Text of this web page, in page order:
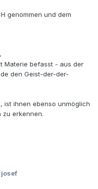
genommen und dem
Materie befasst - aus der
den Geist-der-der-
ist ihnen ebenso unmöglich
zu erkennen.